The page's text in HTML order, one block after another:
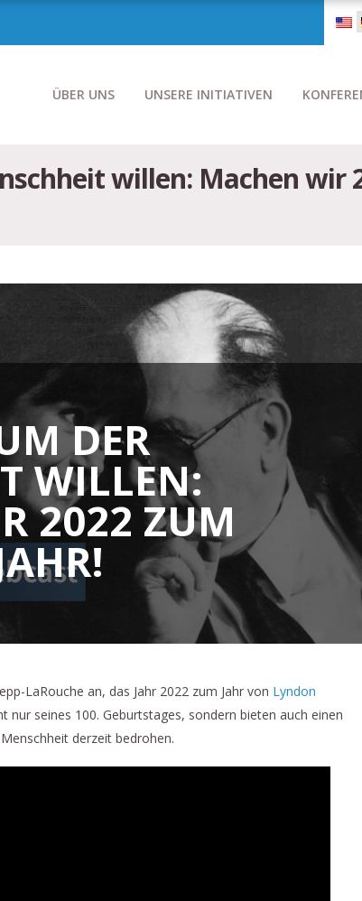
ÜBER UNS UNSERE INITIATIVEN
willen: Machen wir
DER
WILLEN:
2022 ZUM
LaRouche an, das Jahr 2022 zum Jahr von Lyndon
nur seines 100. Geburtstages, sondern bieten auch einen
derzeit bedrohen.